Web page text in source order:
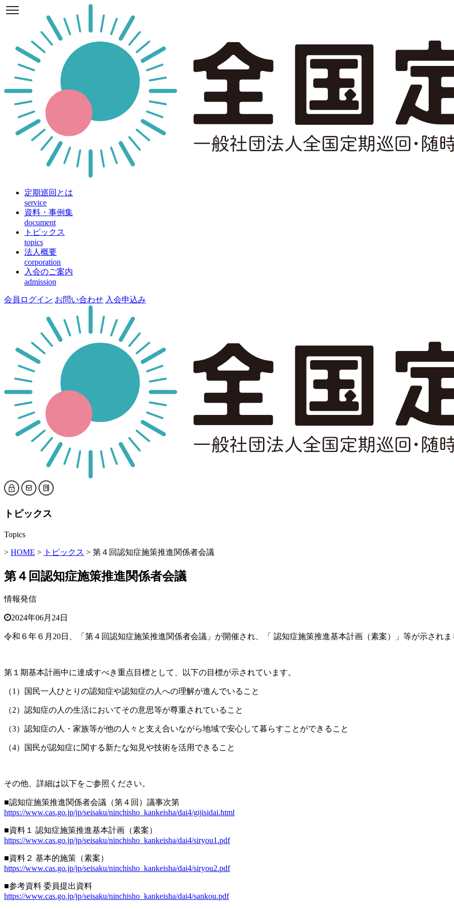
定期巡回とは
service
資料・事例集
document
トピックス
topics
法人概要
corporation
入会のご案内
admission
会員ログイン お問い合わせ 入会申込み
トピックス
Topics
> HOME > トピックス > 第４回認知症施策推進関係者会議
第４回認知症施策推進関係者会議
情報発信
2024年06月24日
令和６年６月20日、「第４回認知症施策推進関係者会議」が開催され、「 認知症施策推進基本計画（素案）」等が示されま
第１期基本計画中に達成すべき重点目標として、以下の目標が示されています。
（1）国民一人ひとりの認知症や認知症の人への理解が進んでいること
（2）認知症の人の生活においてその意思等が尊重されていること
（3）認知症の人・家族等が他の人々と支え合いながら地域で安心して暮らすことができること
（4）国民が認知症に関する新たな知見や技術を活用できること
その他、詳細は以下をご参照ください。
■認知症施策推進関係者会議（第４回）議事次第
https://www.cas.go.jp/jp/seisaku/ninchisho_kankeisha/dai4/gijisidai.html
■資料１ 認知症施策推進基本計画（素案）
https://www.cas.go.jp/jp/seisaku/ninchisho_kankeisha/dai4/siryou1.pdf
■資料２ 基本的施策（素案）
https://www.cas.go.jp/jp/seisaku/ninchisho_kankeisha/dai4/siryou2.pdf
■参考資料 委員提出資料
https://www.cas.go.jp/jp/seisaku/ninchisho_kankeisha/dai4/sankou.pdf